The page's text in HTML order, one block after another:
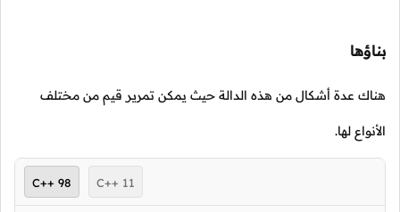
بناؤها
هناك عدة أشكال من هذه الدالة حيث يمكن تمرير قيم من مختلف
الأنواع لها.
C++ 98 C++ 11